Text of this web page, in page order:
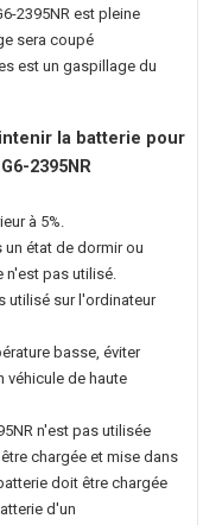
2395NR est pleine
sera coupé
est un gaspillage du
la batterie pour
2395NR
à 5%.
état de dormir ou
n'est pas utilisé.
utilisé sur l'ordinateur
basse, éviter
véhicule de haute
n'est pas utilisée
chargée et mise dans
doit être chargée
d'un